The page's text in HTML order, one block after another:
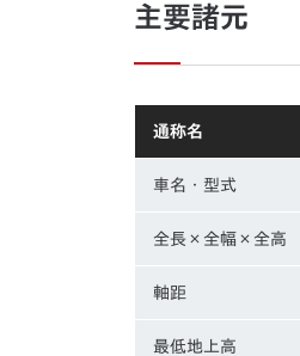
主要諸元
通称名
車名・型式
全長×全幅×全高
軸距
最低地上高